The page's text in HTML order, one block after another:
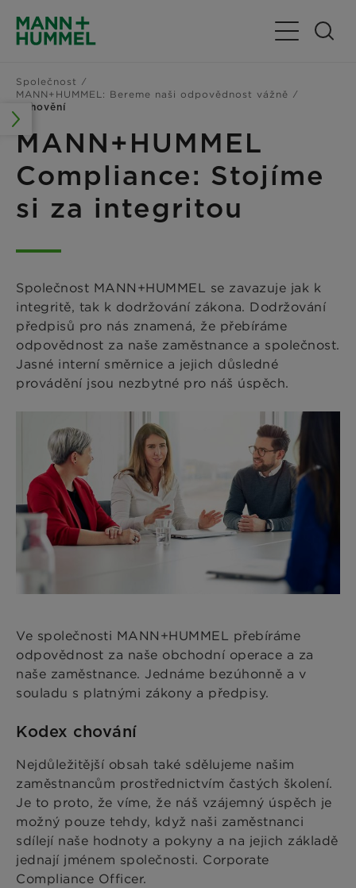
Přepnout
Společnost
MANN+HUMMEL: Bereme naši odpovědnost vážně
Vyhovění
MANN+HUMMEL
Compliance: Stojíme
si za integritou
Společnost MANN+HUMMEL se zavazuje jak k
integritě, tak k dodržování zákona. Dodržování
předpisů pro nás znamená, že přebíráme
odpovědnost za naše zaměstnance a společnost.
Jasné interní směrnice a jejich důsledné
provádění jsou nezbytné pro náš úspěch.
Ve společnosti MANN+HUMMEL přebíráme
odpovědnost za naše obchodní operace a za
naše zaměstnance. Jednáme bezúhonně a v
souladu s platnými zákony a předpisy.
Kodex chování
Nejdůležitější obsah také sdělujeme našim
zaměstnancům prostřednictvím častých školení.
Je to proto, že víme, že náš vzájemný úspěch je
možný pouze tehdy, když naši zaměstnanci
sdílejí naše hodnoty a pokyny a na jejich základě
jednají jménem společnosti. Corporate
Compliance Officer.